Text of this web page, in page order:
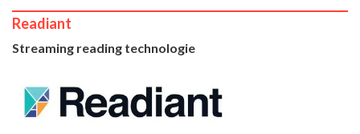
Readiant
Streaming reading technologie